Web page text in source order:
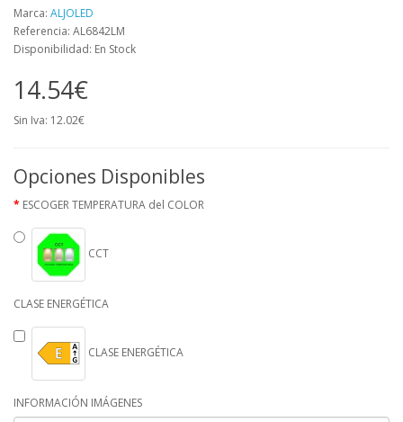
Marca: ALJOLED
Referencia: AL6842LM
Disponibilidad: En Stock
14.54€
Sin Iva: 12.02€
Opciones Disponibles
ESCOGER TEMPERATURA del COLOR
CCT
CLASE ENERGÉTICA
CLASE ENERGÉTICA
INFORMACIÓN IMÁGENES